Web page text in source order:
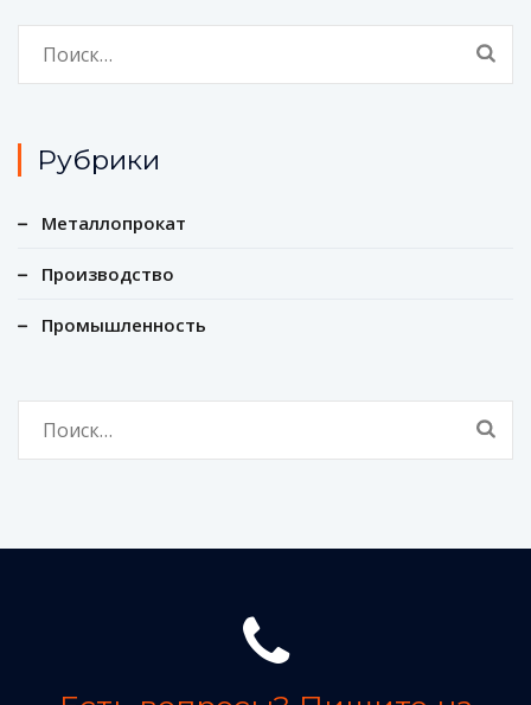
Рубрики
Металлопрокат
Производство
Промышленность